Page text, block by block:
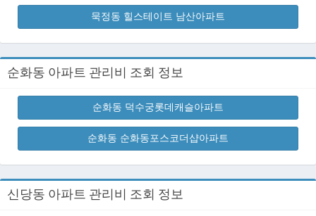
묵정동 힐스테이트 남산아파트
순화동 아파트 관리비 조회 정보
순화동 덕수궁롯데캐슬아파트
순화동 순화동포스코더샵아파트
신당동 아파트 관리비 조회 정보